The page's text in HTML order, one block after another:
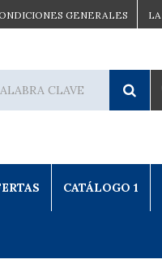
GENERALES
CATÁLOGO 1